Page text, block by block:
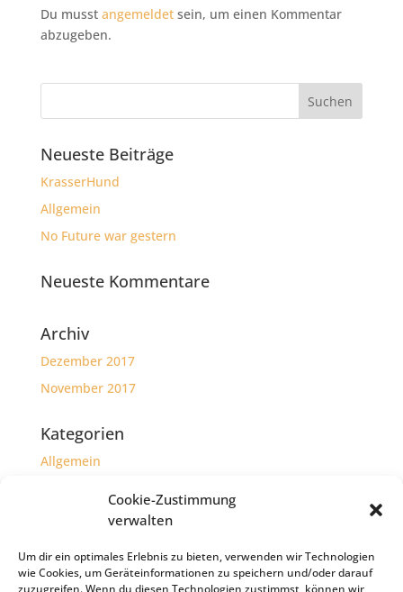
Cookie-Zustimmung
verwalten
Um dir ein optimales Erlebnis zu bieten, verwenden wir Technologien
wie Cookies, um Geräteinformationen zu speichern und/oder darauf
zuzugreifen. Wenn du diesen Technologien zustimmst, können wir
Du musst angemeldetsein, um einen Kommentar
abzugeben.
Neueste Beiträge
KrasserHund
Allgemein
No Future war gestern
Neueste Kommentare
Archiv
Dezember 2017
November 2017
Kategorien
Allgemein
Anmelden
Eintrags-Feed